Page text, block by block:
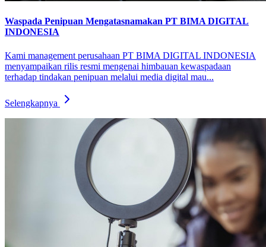
Waspada Penipuan Mengatasnamakan PT BIMA DIGITAL
INDONESIA
Kami management perusahaan PT BIMA DIGITAL INDONESIA
menyampaikan rilis resmi mengenai himbauan kewaspadaan
terhadap tindakan penipuan melalui media digital mau...
Selengkapnya